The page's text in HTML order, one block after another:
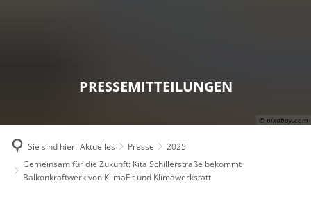
© pixabay.com
PRESSEMITTEILUNGEN
Sie sind hier: Aktuelles Presse
2025
Gemeinsam für die Zukunft: Kita Schillerstraße bekommt
Balkonkraftwerk von KlimaFit und Klimawerkstatt